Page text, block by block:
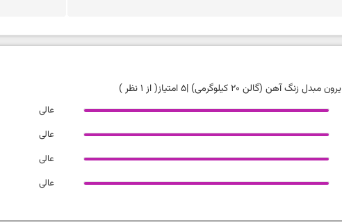
مبدل زنگ آهن (گالن 20 کیلوگرمی) |5 امتیاز ( از 1 نظر )
عالی
عالی
عالی
عالی